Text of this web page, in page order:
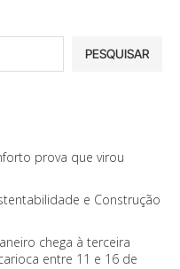
PESQUISAR
prova que virou
e Construção
chega à terceira
entre 11 e 16 de